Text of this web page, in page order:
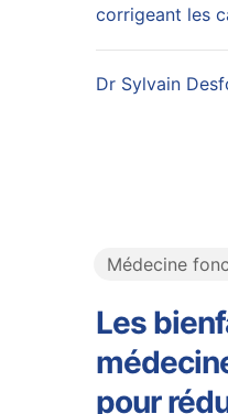
corrigeant les
Dr Sylvain
Médecine
Les
pour